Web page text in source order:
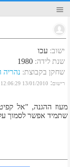
ישוב: עכו
שנת לידה:
1980
שחקן בקבוצת: נהריה
רישום:
13/01/2010 12:06:29
שתמיד אפשר לסמוך